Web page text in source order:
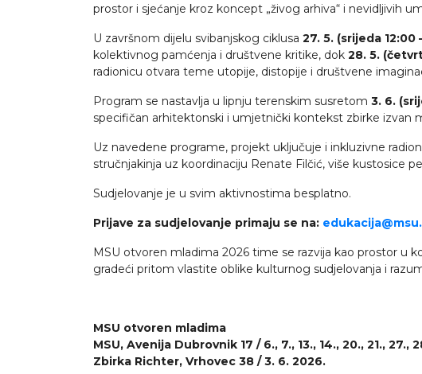
prostor i sjećanje kroz koncept „živog arhiva“ i nevidljivih
U završnom dijelu svibanjskog ciklusa 27. 5. (srijeda 12:00
kolektivnog pamćenja i društvene kritike, dok 28. 5.
radionicu otvara teme utopije, distopije i društvene
Program se nastavlja u lipnju terenskim susretom 3. 6.
specifičan arhitektonski i umjetnički kontekst zbirke izvan
Uz navedene programe, projekt uključuje i inkluzivne
stručnjakinja uz koordinaciju Renate Filčić, više kustosice
Sudjelovanje je u svim aktivnostima besplatno.
Prijave za sudjelovanje primaju se na:
MSU otvoren mladima 2026 time se razvija kao prostor u
gradeći pritom vlastite oblike kulturnog sudjelovanja i
MSU otvoren mladima
MSU, Avenija Dubrovnik 17 / 6., 7., 13., 14., 20., 21., 27.,
Zbirka Richter, Vrhovec 38 / 3. 6. 2026.